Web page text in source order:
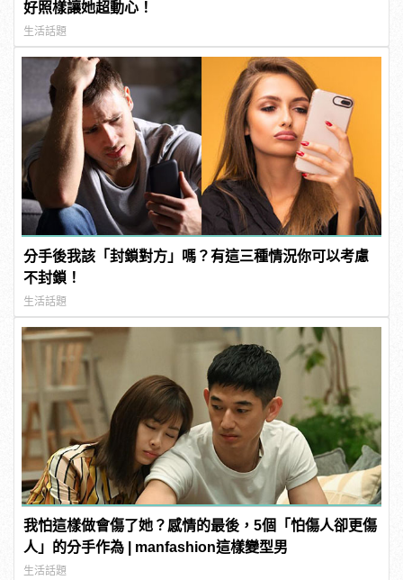
好照樣讓她超動心！
生活話題
分手後我該「封鎖對方」嗎？有這三種情況你可以考慮
不封鎖！
生活話題
我怕這樣做會傷了她？感情的最後，5個「怕傷人卻更傷
人」的分手作為 | manfashion這樣變型男
生活話題